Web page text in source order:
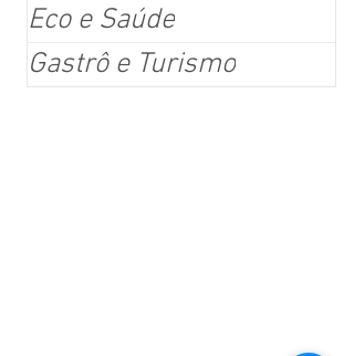
Eco e Saúde
Gastrô e Turismo